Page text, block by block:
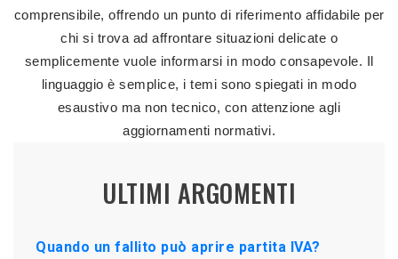
comprensibile, offrendo un punto di riferimento affidabile per
chi si trova ad affrontare situazioni delicate o
semplicemente vuole informarsi in modo consapevole. Il
linguaggio è semplice, i temi sono spiegati in modo
esaustivo ma non tecnico, con attenzione agli
aggiornamenti normativi.
ULTIMI ARGOMENTI
Quando un fallito può aprire partita IVA?